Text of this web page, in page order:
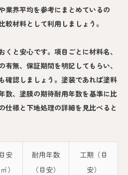
業界平均を参考にまとめているの
材料として利用しましょう。
くと安心です。項目ごとに材料名、
無、保証期間を明記してもらい、
確認しましょう。塗装であれば塗料
数、塗膜の期待耐用年数を基準に比
仕様と下地処理の詳細を見比べると
安
）
耐用年数
（目安）
工期（目
安）